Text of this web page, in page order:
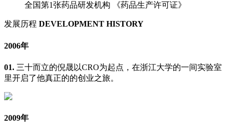
全国第1张药品研发机构 《药品生产许可证》
发展历程 DEVELOPMENT HISTORY
2006年
01. 三十而立的倪晟以CRO为起点，在浙江大学的一间实验室
里开启了他真正的的创业之旅。
2009年